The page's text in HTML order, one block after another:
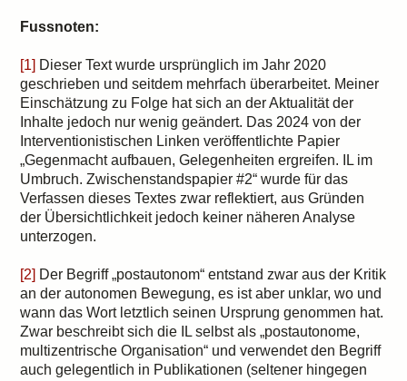
Fussnoten:
[1] Dieser Text wurde ursprünglich im Jahr 2020
geschrieben und seitdem mehrfach überarbeitet. Meiner
Einschätzung zu Folge hat sich an der Aktualität der
Inhalte jedoch nur wenig geändert. Das 2024 von der
Interventionistischen Linken veröffentlichte Papier
„Gegenmacht aufbauen, Gelegenheiten ergreifen. IL im
Umbruch. Zwischenstandspapier #2“ wurde für das
Verfassen dieses Textes zwar reflektiert, aus Gründen
der Übersichtlichkeit jedoch keiner näheren Analyse
unterzogen.
[2] Der Begriff „postautonom“ entstand zwar aus der Kritik
an der autonomen Bewegung, es ist aber unklar, wo und
wann das Wort letztlich seinen Ursprung genommen hat.
Zwar beschreibt sich die IL selbst als „postautonome,
multizentrische Organisation“ und verwendet den Begriff
auch gelegentlich in Publikationen (seltener hingegen